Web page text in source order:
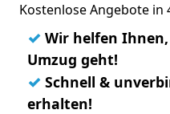
Kostenlose Angebote in
✓ Wir helfen
Umzug geht!
✓ Schnell &
erhalten!